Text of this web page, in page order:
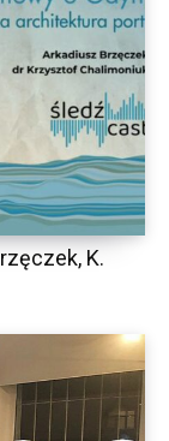
K.